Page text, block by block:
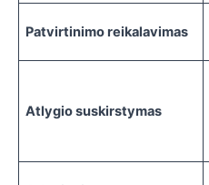
Patvirtinimo reikalavimas
Atlygio suskirstymas